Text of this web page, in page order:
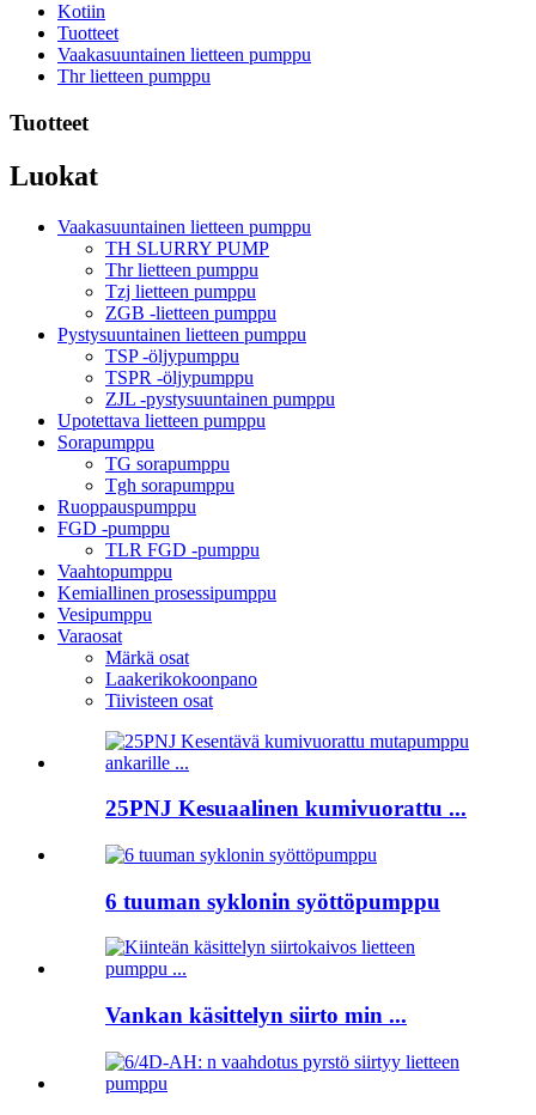
Kotiin
Tuotteet
Vaakasuuntainen lietteen pumppu
Thr lietteen pumppu
Tuotteet
Luokat
Vaakasuuntainen lietteen pumppu
TH SLURRY PUMP
Thr lietteen pumppu
Tzj lietteen pumppu
ZGB -lietteen pumppu
Pystysuuntainen lietteen pumppu
TSP -öljypumppu
TSPR -öljypumppu
ZJL -pystysuuntainen pumppu
Upotettava lietteen pumppu
Sorapumppu
TG sorapumppu
Tgh sorapumppu
Ruoppauspumppu
FGD -pumppu
TLR FGD -pumppu
Vaahtopumppu
Kemiallinen prosessipumppu
Vesipumppu
Varaosat
Märkä osat
Laakerikokoonpano
Tiivisteen osat
25PNJ Kesuaalinen kumivuorattu ...
6 tuuman syklonin syöttöpumppu
Vankan käsittelyn siirto min ...